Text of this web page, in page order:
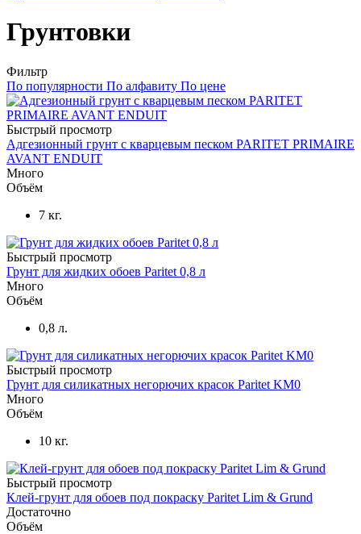
Грунтовки
Фильтр
По популярности По алфавиту По цене
Быстрый просмотр
Адгезионный грунт с кварцевым песком PARITET PRIMAIRE
AVANT ENDUIT
Много
Объём
7 кг.
Быстрый просмотр
Грунт для жидких обоев Paritet 0,8 л
Много
Объём
0,8 л.
Быстрый просмотр
Грунт для силикатных негорючих красок Paritet KM0
Много
Объём
10 кг.
Быстрый просмотр
Клей-грунт для обоев под покраску Paritet Lim & Grund
Достаточно
Объём